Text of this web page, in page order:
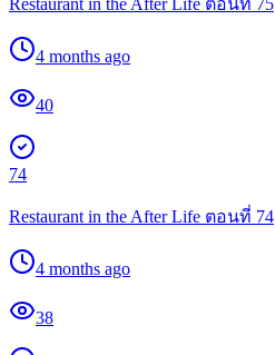
4 months ago
40
74
Restaurant in the After Life ตอนที่ 74
4 months ago
38